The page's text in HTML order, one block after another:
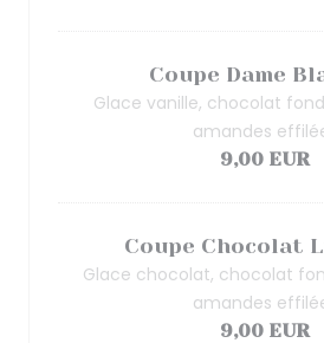
Coupe Dame
Glace vanille, chocolat
amandes
9,00 EUR
Coupe Chocolat
Glace chocolat, chocolat
amandes
9,00 EUR